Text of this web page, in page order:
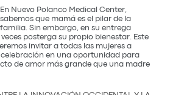
En Nuevo Polanco Medical Center,
sabemos que mamá es el pilar de la
familia. Sin embargo, en su entrega
posterga su propio bienestar. Este
invitar a todas las mujeres a
en una oportunidad para
de amor más grande que una madre